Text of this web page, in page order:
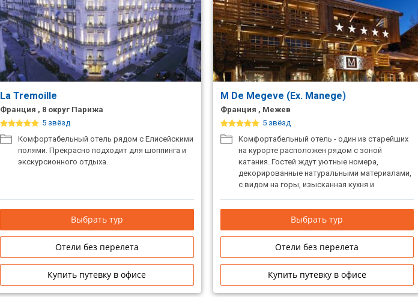
La Tremoille
Франция , 8 округ Парижа
5 звёзд
Комфортабельный отель рядом с Елисейскими
полями. Прекрасно подходит для шоппинга и
экскурсионного отдыха.
Выбрать тур
Отели без перелета
Купить путевку в офисе
M De Megeve (Ex. Manege)
Франция , Межев
5 звёзд
Комфортабельный отель - один из старейших
на курорте расположен рядом с зоной
катания. Гостей ждут уютные номера,
декорированные натуральными материалами,
с видом на горы, изысканная кухня и
Выбрать тур
Отели без перелета
Купить путевку в офисе